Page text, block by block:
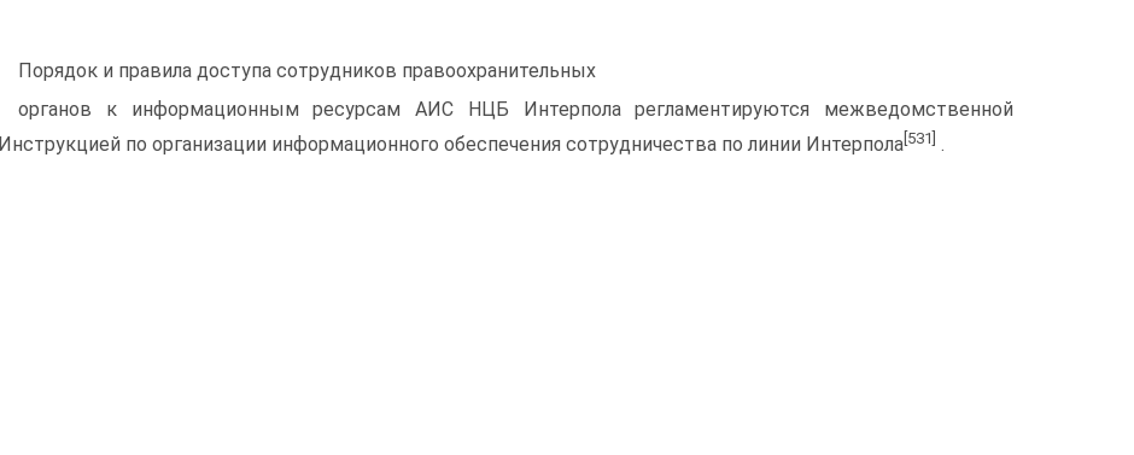
Порядок и правила доступа сотрудников правоохранительных
органов к информационным ресурсам АИС НЦБ Интерпола регламентируются межведомственной
Инструкцией по организации информационного обеспечения сотрудничества по линии Интерпола [531] .